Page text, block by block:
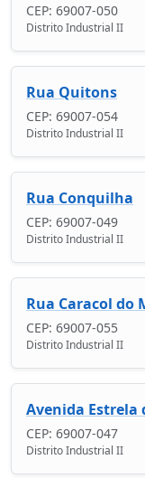
CEP: 69007-050
Distrito Industrial II
Rua Quitons
CEP: 69007-054
Distrito Industrial II
Rua Conquilha
CEP: 69007-049
Distrito Industrial II
Rua Caracol do
CEP: 69007-055
Distrito Industrial II
Avenida Estrela
CEP: 69007-047
Distrito Industrial II